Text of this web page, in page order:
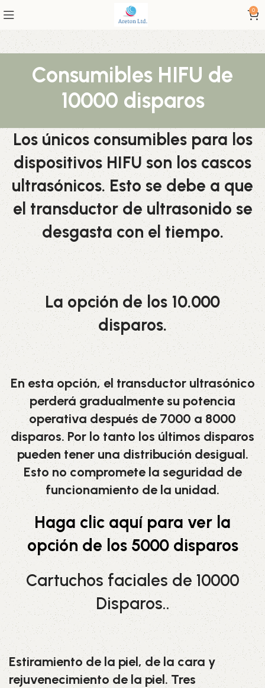
0
Consumibles HIFU de
10000 disparos
Los únicos consumibles para los
dispositivos HIFU son los cascos
ultrasónicos. Esto se debe a que
el transductor de ultrasonido se
desgasta con el tiempo.
La opción de los 10.000
disparos.
En esta opción, el transductor ultrasónico
perderá gradualmente su potencia
operativa después de 7000 a 8000
disparos. Por lo tanto los últimos disparos
pueden tener una distribución desigual.
Esto no compromete la seguridad de
funcionamiento de la unidad.
Haga clic aquí para ver la
opción de los 5000 disparos
Cartuchos faciales de 10000
Disparos..
Estiramiento de la piel, de la cara y
rejuvenecimiento de la piel. Tres